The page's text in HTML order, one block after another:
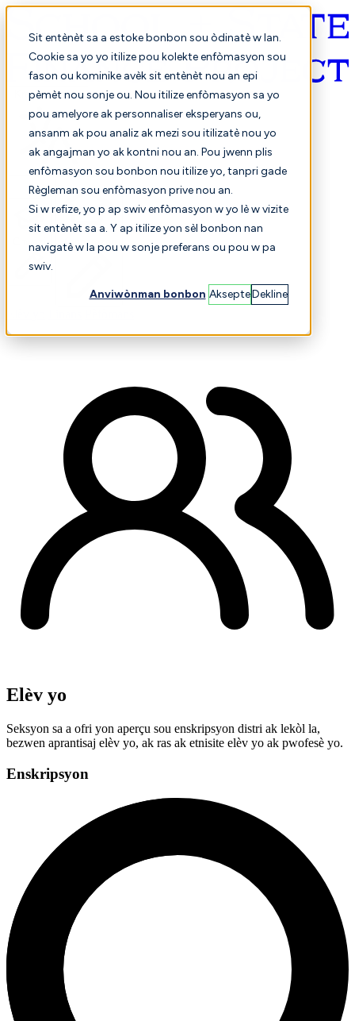
Sit entènèt sa a estoke bonbon sou òdinatè w lan.
Cookie sa yo yo itilize pou kolekte enfòmasyon sou
fason ou kominike avèk sit entènèt nou an epi
pèmèt nou sonje ou. Nou itilize enfòmasyon sa yo
pou amelyore ak personnaliser eksperyans ou,
ansanm ak pou analiz ak mezi sou itilizatè nou yo
ak angajman yo ak kontni nou an. Pou jwenn plis
enfòmasyon sou bonbon nou itilize yo, tanpri gade
Règleman sou enfòmasyon prive nou an.
Si w refize, yo p ap swiv enfòmasyon w yo lè w vizite
sit entènèt sa a. Y ap itilize yon sèl bonbon nan
navigatè w la pou w sonje preferans ou pou w pa
swiv.
Anviwònman bonbon AksepteDekline
Kreyòl ayisyen
Konparezon
Elèv yo
Seksyon sa a ofri yon aperçu sou enskripsyon distri ak lekòl la,
bezwen aprantisaj elèv yo, ak ras ak etnisite elèv yo ak pwofesè yo.
Enskripsyon